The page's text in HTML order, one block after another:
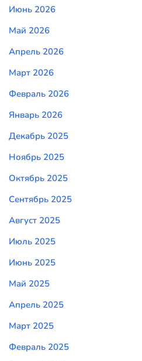
Июнь 2026
Май 2026
Апрель 2026
Март 2026
Февраль 2026
Январь 2026
Декабрь 2025
Ноябрь 2025
Октябрь 2025
Сентябрь 2025
Август 2025
Июль 2025
Июнь 2025
Май 2025
Апрель 2025
Март 2025
Февраль 2025